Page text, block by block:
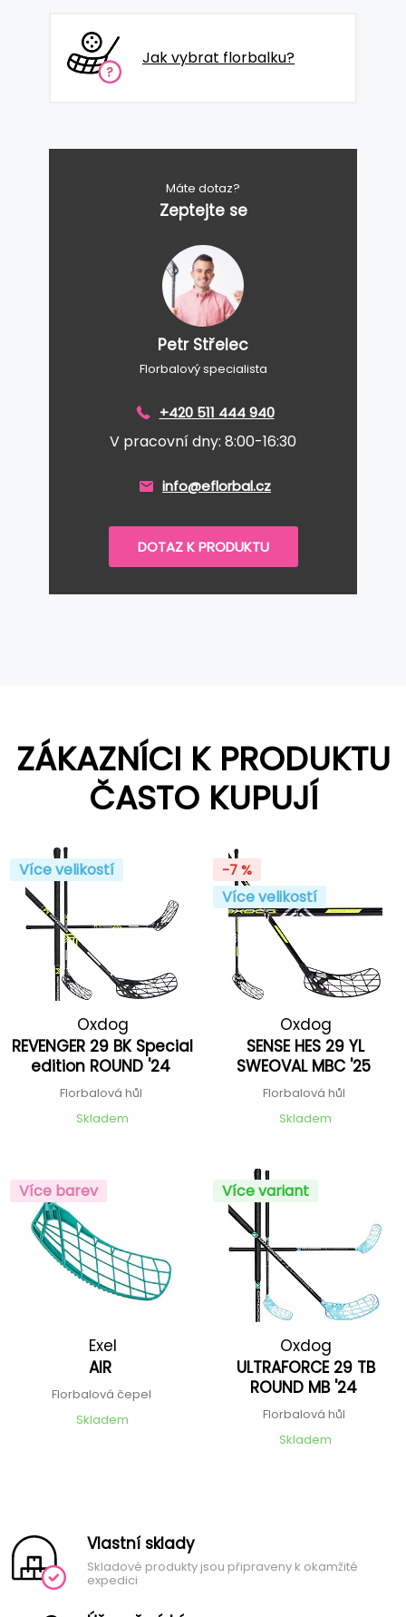
Jak vybrat florbalku?
Máte dotaz?
Zeptejte se
Petr Střelec
Florbalový specialista
+420 511 444 940
V pracovní dny: 8:00-16:30
info@eflorbal.cz
DOTAZ K PRODUKTU
ZÁKAZNÍCI K PRODUKTU
ČASTO KUPUJÍ
Více velikostí
Oxdog
REVENGER 29 BK Special
edition ROUND '24
Florbalová hůl
Skladem
-7 %
Více velikostí
Oxdog
SENSE HES 29 YL
SWEOVAL MBC '25
Florbalová hůl
Skladem
Více barev
Exel
AIR
Florbalová čepel
Skladem
Více variant
Oxdog
ULTRAFORCE 29 TB
ROUND MB '24
Florbalová hůl
Skladem
Vlastní sklady
Skladové produkty jsou připraveny k okamžité
expedici